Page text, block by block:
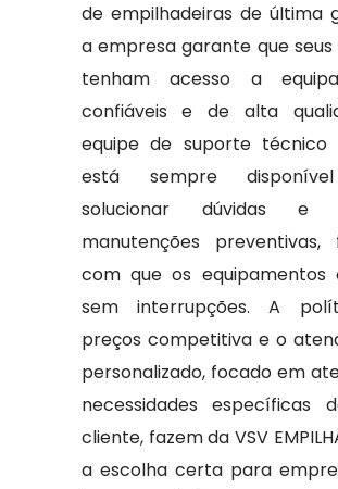
de empilhadeiras de última
a empresa garante que seus
tenham acesso a
confiáveis e de alta
equipe de suporte técnico
está sempre
solucionar dúvidas e
manutenções preventivas,
com que os equipamentos
sem interrupções. A
preços competitiva e o
personalizado, focado em
necessidades específicas
cliente, fazem da VSV
a escolha certa para